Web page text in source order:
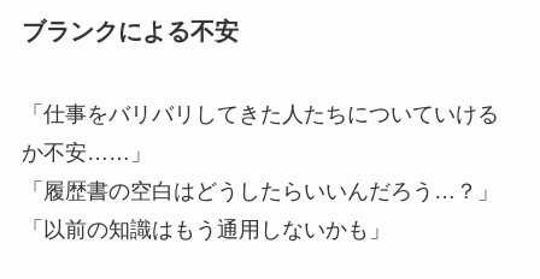
ブランクによる不安
「仕事をバリバリしてきた人たちについていける
か不安……」
「履歴書の空白はどうしたらいいんだろう…？」
「以前の知識はもう通用しないかも」